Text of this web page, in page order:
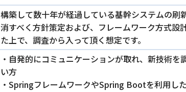
構築して数十年が経過している基幹システムの
消すべく方針策定および、フレームワーク方式
た上で、調査から入って頂く想定です。
・自発的にコミュニケーションが取れ、新技術
い方
・SpringフレームワークやSpring Bootを利用し